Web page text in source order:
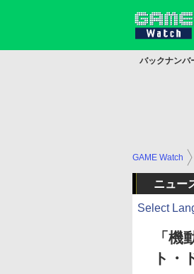
バックナンバ
GAME Watch
ニュー
Select
「
ト・